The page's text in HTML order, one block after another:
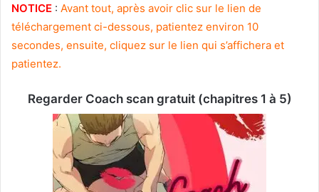
NOTICE : Avant tout, après avoir clic sur le lien de
téléchargement ci-dessous, patientez environ 10
secondes, ensuite, cliquez sur le lien qui s’affichera et
patientez.
Regarder Coach scan gratuit (chapitres 1 à 5)